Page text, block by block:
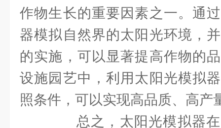
作物生长的重要因素之一。通
器模拟自然界的太阳光环境，
的实施，可以显著提高作物的
设施园艺中，利用太阳光模拟
照条件，可以实现高品质、高产
总之，太阳光模拟器在